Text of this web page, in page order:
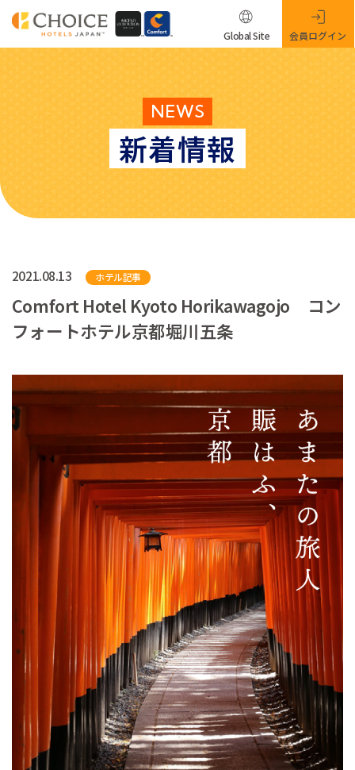
NEWS
新着情報
Global Site 会員ログイン
2021.08.13 ホテル記事
Comfort Hotel Kyoto Horikawagojo コン
フォートホテル京都堀川五条